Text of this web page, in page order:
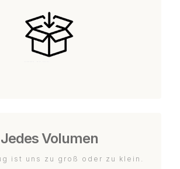
Jedes Volumen
ist uns zu groß oder zu klein.